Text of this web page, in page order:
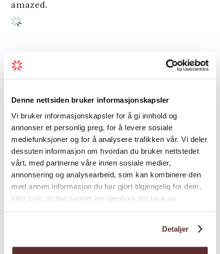
Denne nettsiden bruker informasjonskapsler
Vi bruker informasjonskapsler for å gi innhold og
annonser et personlig preg, for å levere sosiale
mediefunksjoner og for å analysere trafikken vår. Vi deler
dessuten informasjon om hvordan du bruker nettstedet
vårt, med partnerne våre innen sosiale medier,
annonsering og analysearbeid, som kan kombinere den
med annen informasjon du har gjort tilgjengelig for dem,
eller som de har samlet inn gjennom din bruk av
Detaljer
amazed.
Other attractions
Adventure | Children/family |
Family
Adventure | Equine | Farm with
activities